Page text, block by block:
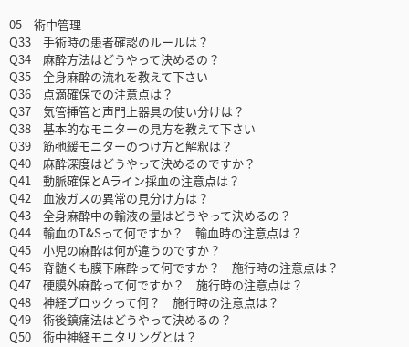
05 術中管理
Q33 手術時の患者確認のルールは？
Q34 麻酔方法はどうやって決めるの？
Q35 全身麻酔の流れを教えて下さい
Q36 点滴確保での注意点は？
Q37 気管挿管と声門上器具の使い分けは？
Q38 基本的なモニターの見方を教えて下さい
Q39 筋弛緩モニターのつけ方と解釈は？
Q40 麻酔深度はどうやって決めるのですか？
Q41 動脈確保とAライン採血の注意点は？
Q42 血液ガスの異常の見分け方は？
Q43 全身麻酔中の輸液の量はどうやって決めるの？
Q44 輸血のT&Sって何ですか？ 輸血時の注意点は？
Q45 小児の麻酔は何が違うのですか？
Q46 脊髄くも膜下麻酔って何ですか？ 施行時の注意点は？
Q47 硬膜外麻酔って何ですか？ 施行時の注意点は？
Q48 神経ブロックって何？ 施行時の注意点は？
Q49 術後鎮痛法はどうやって決めるの？
Q50 術中神経モニタリングとは？